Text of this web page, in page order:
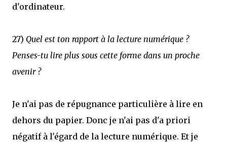
d'ordinateur.
27) Quel est ton rapport à la lecture numérique ?
Penses-tu lire plus sous cette forme dans un proche
avenir ?
Je n'ai pas de répugnance particulière à lire en
dehors du papier. Donc je n'ai pas d'a priori
négatif à l'égard de la lecture numérique. Et je